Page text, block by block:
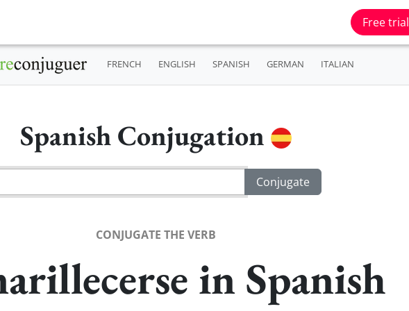
Free trial
FRENCH ENGLISH SPANISH GERMAN ITALIAN
Spanish Conjugation
CONJUGATE THE VERB
in Spanish